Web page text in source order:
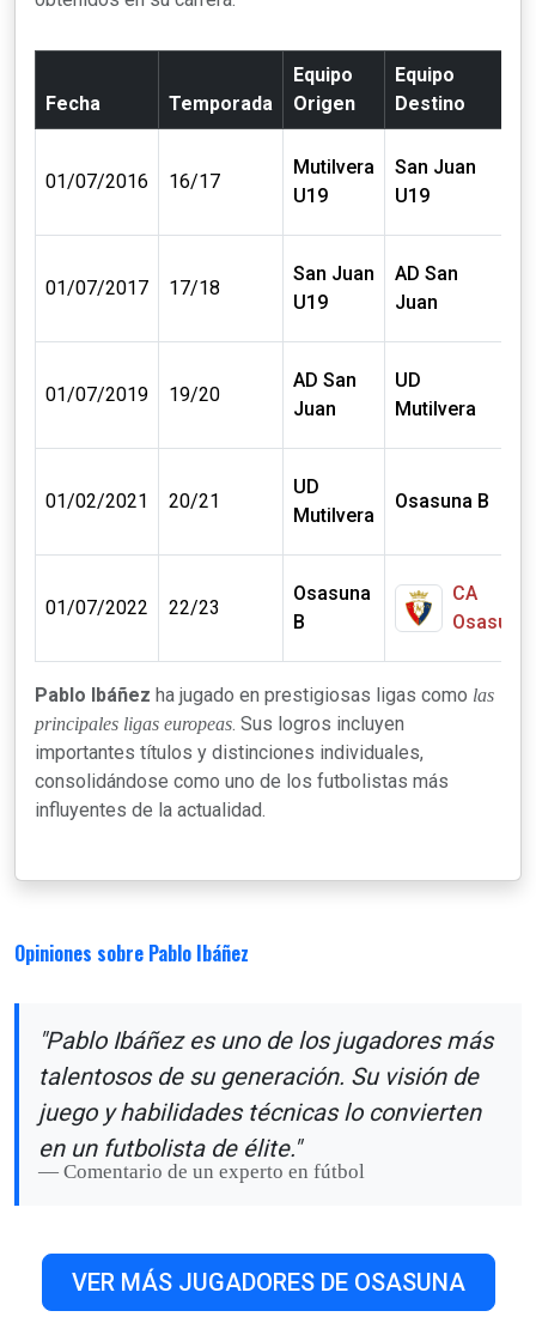
Fecha Temporada
Equipo
Origen
Equipo
Destino
01/07/2016 16/17
Mutilvera
U19
San Juan
U19
01/07/2017 17/18
San Juan
U19
AD San
Juan
01/07/2019 19/20
AD San
Juan
UD
Mutilvera
01/02/2021 20/21
UD
Mutilvera
Osasuna B
01/07/2022 22/23
Osasuna
B
CA
Osasuna
Pablo Ibáñez ha jugado en prestigiosas ligas como las
principales ligas europeas. Sus logros incluyen
importantes títulos y distinciones individuales,
consolidándose como uno de los futbolistas más
influyentes de la actualidad.
Opiniones sobre Pablo Ibáñez
"Pablo Ibáñez es uno de los jugadores más
talentosos de su generación. Su visión de
juego y habilidades técnicas lo convierten
en un futbolista de élite."
Comentario de un experto en fútbol
VER MÁS JUGADORES DE OSASUNA